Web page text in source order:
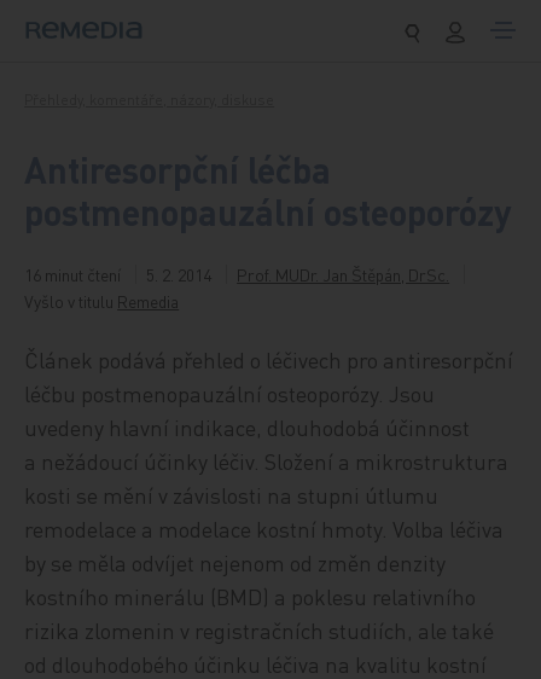
16 minut čtení 5. 2. 2014
Prof. MUDr. Jan Štěpán, DrSc.
Vyšlo v titulu Remedia
Článek podává přehled o léčivech pro antiresorpční
léčbu postmenopauzální osteoporózy. Jsou
uvedeny hlavní indikace, dlouhodobá účinnost
a nežádoucí účinky léčiv. Složení a mikrostruktura
kosti se mění v závislosti na stupni útlumu
remodelace a modelace kostní hmoty. Volba léčiva
by se měla odvíjet nejenom od změn denzity
kostního minerálu (BMD) a poklesu relativního
rizika zlomenin v registračních studiích, ale také
od dlouhodobého účinku léčiva na kvalitu kostní